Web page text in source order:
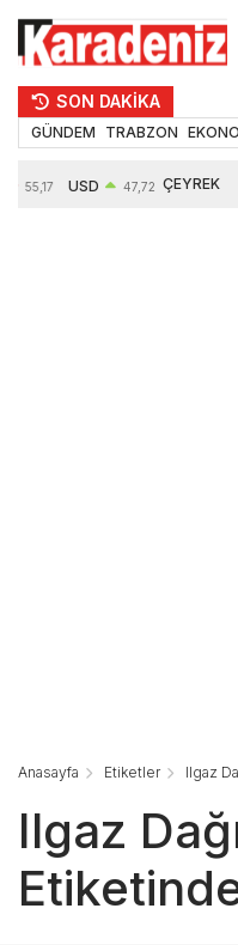
SON DAKİKA
GÜNDEM TRABZON
55,17 USD 47,72 ÇEYREK
Anasayfa Etiketler Ilgaz
Ilgaz